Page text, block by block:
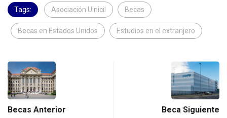
Tags: Asociación Uinicil Becas
Becas en Estados Unidos Estudios en el extranjero
Becas Anterior Beca Siguiente